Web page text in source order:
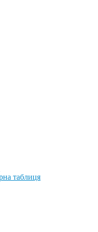
таблиця